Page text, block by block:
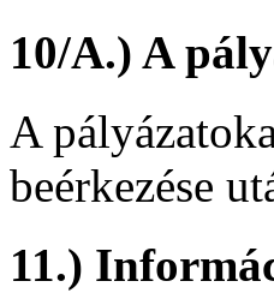
10/A.) A
A
beérkezése
11.)